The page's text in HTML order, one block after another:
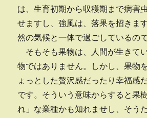
は、生育初期から収穫期まで病害
せますし、強風は、落果を招きま
然の気候と一体で過ごしているので
そもそも果物は、人間が生きて
物ではありません。しかし、果物
ょっとした贅沢感だったり幸福感
です。そういう意味からすると果
れ」な業種かも知れませし、そう